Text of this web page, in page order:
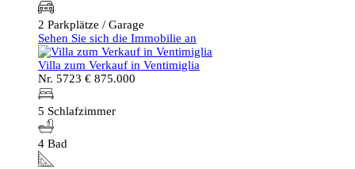
2 Parkplätze / Garage
Sehen Sie sich die Immobilie an
Villa zum Verkauf in Ventimiglia
Nr. 5723 € 875.000
5 Schlafzimmer
4 Bad